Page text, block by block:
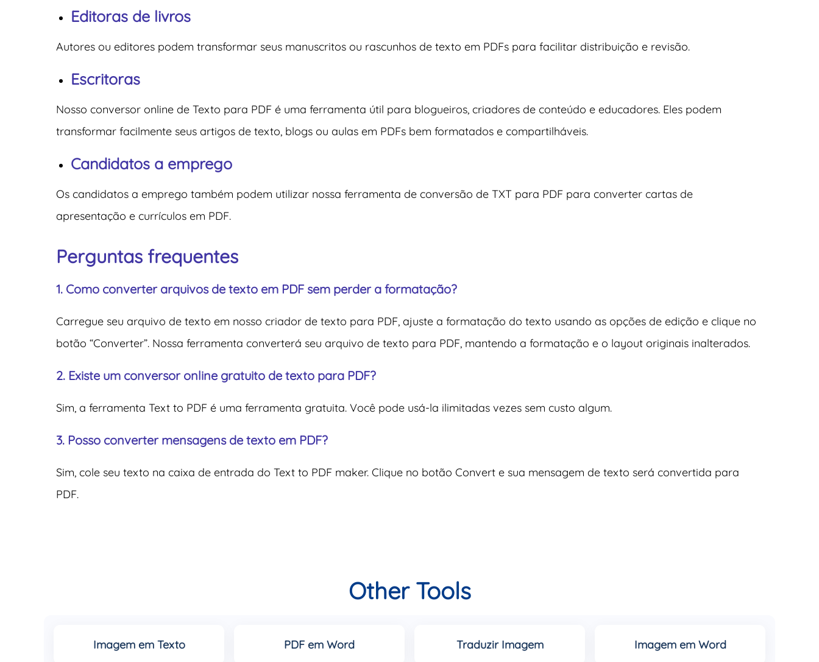
Editoras de livros
Autores ou editores podem transformar seus manuscritos ou rascunhos de texto em PDFs para facilitar distribuição e revisão.
Escritoras
Nosso conversor online de Texto para PDF é uma ferramenta útil para blogueiros, criadores de conteúdo e educadores. Eles podem
transformar facilmente seus artigos de texto, blogs ou aulas em PDFs bem formatados e compartilháveis.
Candidatos a emprego
Os candidatos a emprego também podem utilizar nossa ferramenta de conversão de TXT para PDF para converter cartas de
apresentação e currículos em PDF.
Perguntas frequentes
1. Como converter arquivos de texto em PDF sem perder a formatação?
Carregue seu arquivo de texto em nosso criador de texto para PDF, ajuste a formatação do texto usando as opções de edição e clique no
botão “Converter”. Nossa ferramenta converterá seu arquivo de texto para PDF, mantendo a formatação e o layout originais inalterados.
2. Existe um conversor online gratuito de texto para PDF?
Sim, a ferramenta Text to PDF é uma ferramenta gratuita. Você pode usá-la ilimitadas vezes sem custo algum.
3. Posso converter mensagens de texto em PDF?
Sim, cole seu texto na caixa de entrada do Text to PDF maker. Clique no botão Convert e sua mensagem de texto será convertida para
PDF.
Other Tools
Imagem em Texto PDF em Word Traduzir Imagem Imagem em Word